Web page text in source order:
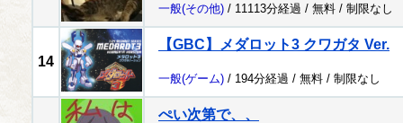
一般(その他) / 11113分経過 / 無料 / 制限なし
14
【GBC】メダロット3 クワガタ Ver.
一般(ゲーム) / 194分経過 / 無料 / 制限なし
ぺい次第で、、